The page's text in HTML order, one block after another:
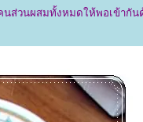
นส่วนผสมทั้งหมดให้พอเข้ากัน